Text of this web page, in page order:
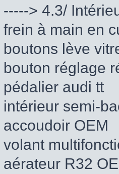
-----> 4.3/
frein à main en
boutons lève
bouton réglage
pédalier audi tt
intérieur semi-
accoudoir OEM
volant
aérateur R32